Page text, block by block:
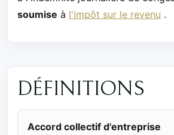
soumise à l'impôt sur le revenu .
DÉFINITIONS
Accord collectif d'entreprise